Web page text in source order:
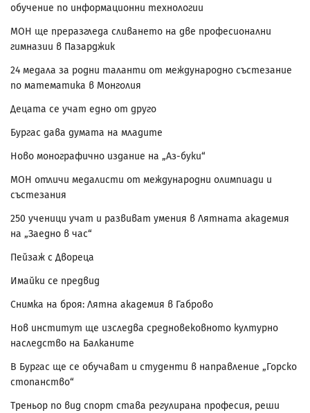
обучение по информационни технологии
МОН ще преразгледа сливането на две професионални
гимназии в Пазарджик
24 медала за родни таланти от международно състезание
по математика в Монголия
Децата се учат едно от друго
Бургас дава думата на младите
Ново монографично издание на „Аз-буки“
МОН отличи медалисти от международни олимпиади и
състезания
250 ученици учат и развиват умения в Лятната академия
на „Заедно в час“
Пейзаж с Двореца
Имайки се предвид
Снимка на броя: Лятна академия в Габрово
Нов институт ще изследва средновековното културно
наследство на Балканите
В Бургас ще се обучават и студенти в направление „Горско
стопанство“
Треньор по вид спорт става регулирана професия, реши